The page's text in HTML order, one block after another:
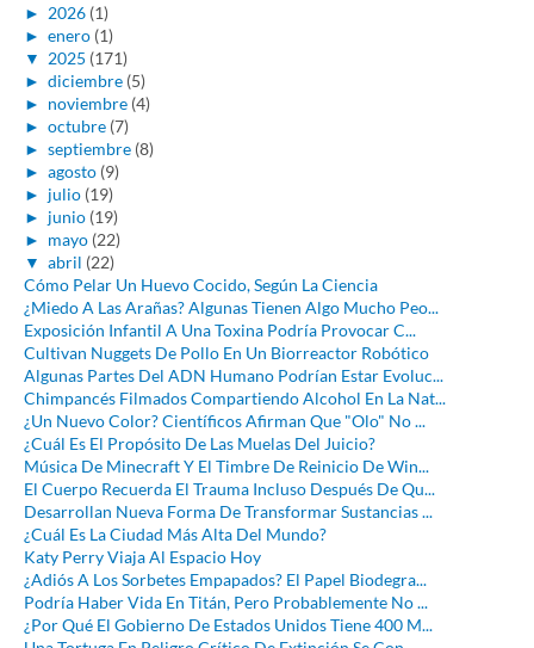
► 2026 (1)
► enero (1)
▼ 2025 (171)
► diciembre (5)
► noviembre (4)
► octubre (7)
► septiembre (8)
► agosto (9)
► julio (19)
► junio (19)
► mayo (22)
▼ abril (22)
Cómo Pelar Un Huevo Cocido, Según La Ciencia
¿Miedo A Las Arañas? Algunas Tienen Algo Mucho Peo...
Exposición Infantil A Una Toxina Podría Provocar C...
Cultivan Nuggets De Pollo En Un Biorreactor Robótico
Algunas Partes Del ADN Humano Podrían Estar Evoluc...
Chimpancés Filmados Compartiendo Alcohol En La Nat...
¿Un Nuevo Color? Científicos Afirman Que "Olo" No ...
¿Cuál Es El Propósito De Las Muelas Del Juicio?
Música De Minecraft Y El Timbre De Reinicio De Win...
El Cuerpo Recuerda El Trauma Incluso Después De Qu...
Desarrollan Nueva Forma De Transformar Sustancias ...
¿Cuál Es La Ciudad Más Alta Del Mundo?
Katy Perry Viaja Al Espacio Hoy
¿Adiós A Los Sorbetes Empapados? El Papel Biodegra...
Podría Haber Vida En Titán, Pero Probablemente No ...
¿Por Qué El Gobierno De Estados Unidos Tiene 400 M...